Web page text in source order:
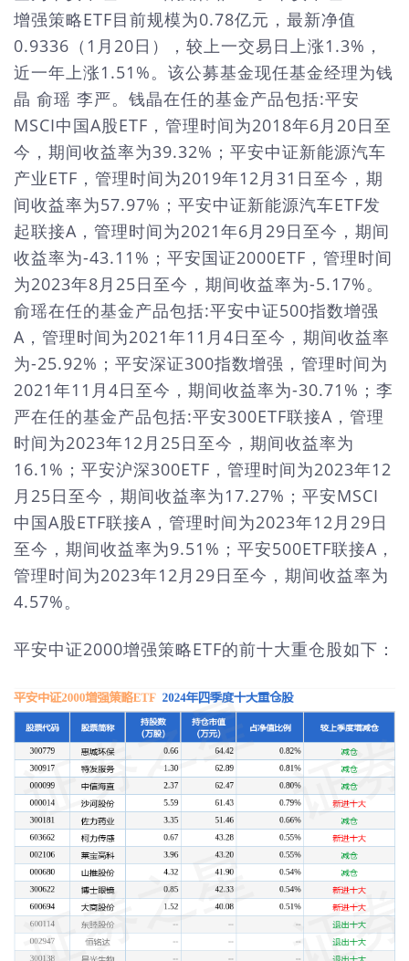
增强策略ETF目前规模为0.78亿元，最新净值
0.9336（1月20日），较上一交易日上涨1.3%，
近一年上涨1.51%。该公募基金现任基金经理为钱
晶 俞瑶 李严。钱晶在任的基金产品包括:平安
MSCI中国A股ETF，管理时间为2018年6月20日至
今，期间收益率为39.32%；平安中证新能源汽车
产业ETF，管理时间为2019年12月31日至今，期
间收益率为57.97%；平安中证新能源汽车ETF发
起联接A，管理时间为2021年6月29日至今，期间
收益率为-43.11%；平安国证2000ETF，管理时间
为2023年8月25日至今，期间收益率为-5.17%。
俞瑶在任的基金产品包括:平安中证500指数增强
A，管理时间为2021年11月4日至今，期间收益率
为-25.92%；平安深证300指数增强，管理时间为
2021年11月4日至今，期间收益率为-30.71%；李
严在任的基金产品包括:平安300ETF联接A，管理
时间为2023年12月25日至今，期间收益率为
16.1%；平安沪深300ETF，管理时间为2023年12
月25日至今，期间收益率为17.27%；平安MSCI
中国A股ETF联接A，管理时间为2023年12月29日
至今，期间收益率为9.51%；平安500ETF联接A，
管理时间为2023年12月29日至今，期间收益率为
4.57%。
平安中证2000增强策略ETF的前十大重仓股如下：